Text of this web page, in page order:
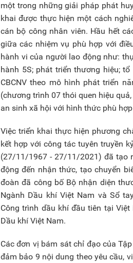
một trong những giải pháp phát
khai được thực hiện một cách
cán bộ công nhân viên. Hầu hết
giữa các nhiệm vụ phù hợp với
hành vi của người lao động như:
hành 5S; phát triển thương hiệu;
CBCNV theo mô hình phát triển
(chương trình 07 thói quen hiệu
an sinh xã hội với hình thức phù
Việc triển khai thực hiện phương
kết hợp với công tác tuyên truyền
(27/11/1967 - 27/11/2021) đã tạo
động đến nhận thức, tạo chuyển
đoàn đã công bố Bộ nhận diện
Ngành Dầu khí Việt Nam và Sổ
Công trình dầu khí đầu tiên tại
Dầu khí Việt Nam.
Các đơn vị bám sát chỉ đạo của
đảm bảo 9 nội dung theo yêu cầu,